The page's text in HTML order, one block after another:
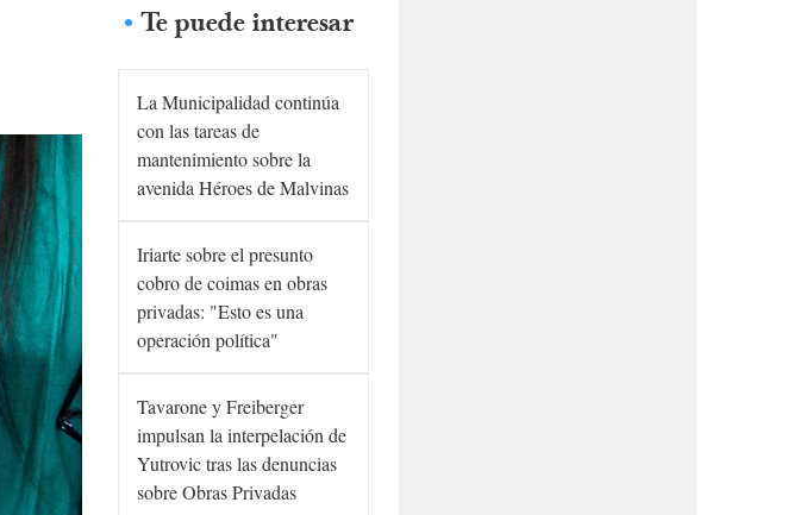
Te puede interesar
La Municipalidad continúa
con las tareas de
mantenimiento sobre la
avenida Héroes de Malvinas
Iriarte sobre el presunto
cobro de coimas en obras
privadas: "Esto es una
operación política"
Tavarone y Freiberger
impulsan la interpelación de
Yutrovic tras las denuncias
sobre Obras Privadas